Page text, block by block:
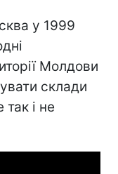
у 1999
Молдови
склади
так і не